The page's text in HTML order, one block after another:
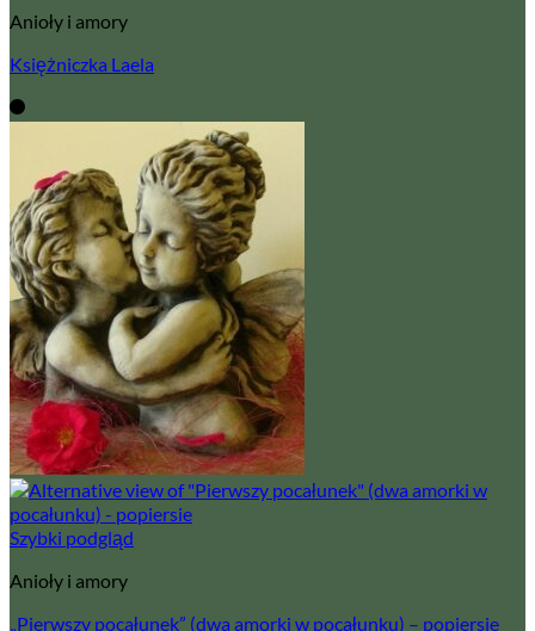
Anioły i amory
Księżniczka Laela
Szybki podgląd
Anioły i amory
„Pierwszy pocałunek” (dwa amorki w pocałunku) – popiersie